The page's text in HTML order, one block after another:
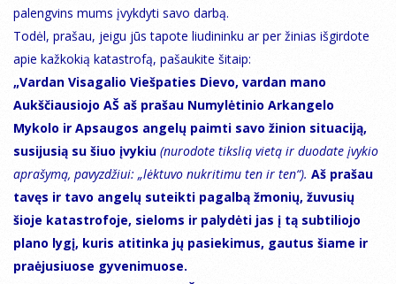
palengvins mums įvykdyti savo darbą.
Todėl, prašau, jeigu jūs tapote liudininku ar per žinias išgirdote
apie kažkokią katastrofą, pašaukite šitaip:
„Vardan Visagalio Viešpaties Dievo, vardan mano
Aukščiausiojo AŠ aš prašau Numylėtinio Arkangelo
Mykolo ir Apsaugos angelų paimti savo žinion situaciją,
susijusią su šiuo įvykiu (nurodote tikslią vietą ir duodate įvykio
aprašymą, pavyzdžiui: „lėktuvo nukritimu ten ir ten“). Aš prašau
tavęs ir tavo angelų suteikti pagalbą žmonių, žuvusių
šioje katastrofoje, sieloms ir palydėti jas į tą subtiliojo
plano lygį, kuris atitinka jų pasiekimus, gautus šiame ir
praėjusiuose gyvenimuose.